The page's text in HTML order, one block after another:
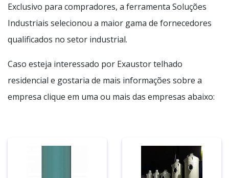
Exclusivo para compradores, a ferramenta Soluções
Industriais selecionou a maior gama de fornecedores
qualificados no setor industrial.
Caso esteja interessado por Exaustor telhado
residencial e gostaria de mais informações sobre a
empresa clique em uma ou mais das empresas abaixo: